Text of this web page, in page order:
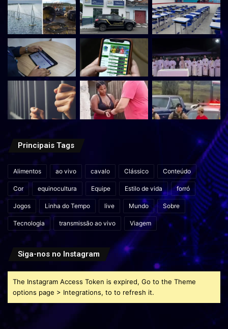
Principais Tags
Alimentos ao vivo cavalo Clássico Conteúdo
Cor equinocultura Equipe Estilo de vida forró
Jogos Linha do Tempo live Mundo Sobre
Tecnologia transmissão ao vivo Viagem
Siga-nos no Instagram
The Instagram Access Token is expired, Go to the Theme
options page > Integrations, to to refresh it.